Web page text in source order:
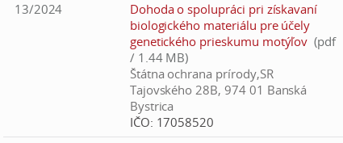
13/2024
Dohoda o spolupráci pri získavaní
biologického materiálu pre účely
genetického prieskumu motýľov (pdf
/ 1.44 MB)
Štátna ochrana prírody,SR
Tajovského 28B, 974 01 Banská
Bystrica
IČO: 17058520